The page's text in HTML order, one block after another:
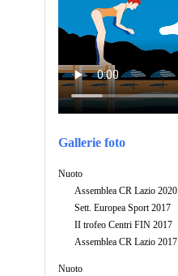
Gallerie foto
Nuoto
Assemblea CR Lazio 2020
Sett. Europea Sport 2017
II trofeo Centri FIN 2017
Assemblea CR Lazio 2017
Nuoto